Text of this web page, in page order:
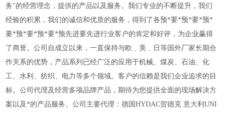
务"的经营理念，提供的产品以及服务。我们专业的不断提升，我们
经验的积累，我们的诚信和优质的服务，得到 了各预*要*预*要*预*
要*预*要*预*要*预先进要先进行业客户的肯定和好评，为企业赢得
了商誉。公司自成立以来，一直保持与欧﹑美﹑日等国外厂家长期合
作关系的优势，产品系列已经广泛的应用于机械、煤炭、石油、化
工、水利、纺织、电力等多个领域。客户的信赖是我们企业追求的目
标。公司代理及经营多项品牌产品，期待为您提供全面的现场解决方
案以及*的产品服务。公司主要代理：德国HYDAC贺德克 意大利UNI